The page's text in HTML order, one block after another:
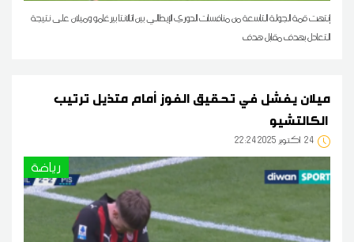
إنتهت قمة الجولة التاسعة من منافسات الدوري الإيطالي بين اتالانتا بيرغامو وميلان على نتيجة
التعادل بهدف مقابل هدف
ميلان يفشل في تحقيق الفوز أمام متذيل ترتيب
24 22:24 2025 أكتوبر
رياضة